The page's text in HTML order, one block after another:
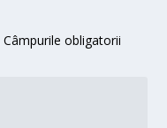
Câmpurile obligatorii